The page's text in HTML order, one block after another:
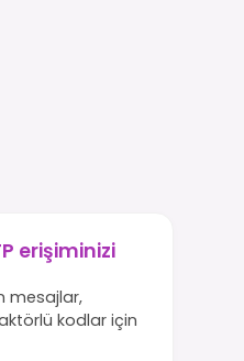
erişiminizi
mesajlar,
kodlar için